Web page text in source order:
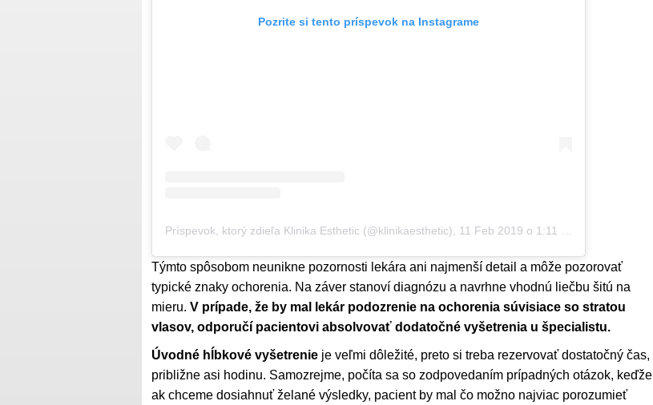
Pozrite si tento príspevok na Instagrame
Príspevok, ktorý zdieľa Klinika Esthetic (@klinikaesthetic) 11 Feb 2019 o 1:11 PST
Týmto spôsobom neunikne pozornosti lekára ani najmenší detail a môže pozorovať
typické znaky ochorenia. Na záver stanoví diagnózu a navrhne vhodnú liečbu šitú na
mieru. V prípade, že by mal lekár podozrenie na ochorenia súvisiace so stratou
vlasov, odporučí pacientovi absolvovať dodatočné vyšetrenia u špecialistu.
Úvodné hĺbkové vyšetrenie je veľmi dôležité, preto si treba rezervovať dostatočný čas,
približne asi hodinu. Samozrejme, počíta sa so zodpovedaním prípadných otázok, keďže
ak chceme dosiahnuť želané výsledky, pacient by mal čo možno najviac porozumieť